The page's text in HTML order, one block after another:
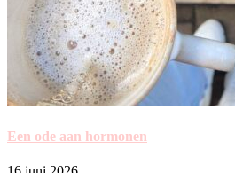
Een ode aan hormonen